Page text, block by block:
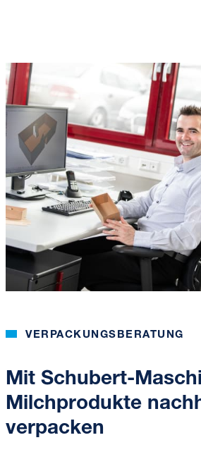
VERPACKUNGSBERATUNG
Mit Schubert-
Milchprodukte
verpacken